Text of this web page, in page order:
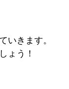
いきます。
ょう！